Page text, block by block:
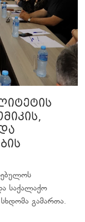
საქალაქო
გამართა.